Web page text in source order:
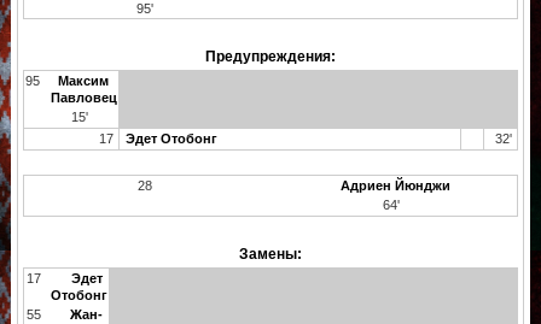
95'
Предупреждения:
95
Максим
Павловец
15'
17
Эдет Отобонг 32'
28
Адриен Йюнджи
64'
Замены:
17
Эдет
Отобонг
55
Жан-